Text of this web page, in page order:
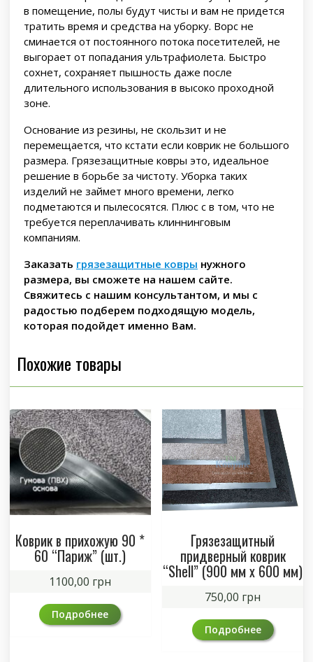
в помещение, полы будут чисты и вам не придется
тратить время и средства на уборку. Ворс не
сминается от постоянного потока посетителей, не
выгорает от попадания ультрафиолета. Быстро
сохнет, сохраняет пышность даже после
длительного использования в высоко проходной
зоне.
Основание из резины, не скользит и не
перемещается, что кстати если коврик не большого
размера. Грязезащитные ковры это, идеальное
решение в борьбе за чистоту. Уборка таких
изделий не займет много времени, легко
подметаются и пылесосятся. Плюс с в том, что не
требуется переплачивать клиннинговым
компаниям.
Заказать грязезащитные ковры нужного
размера, вы сможете на нашем сайте.
Свяжитесь с нашим консультантом, и мы с
радостью подберем подходящую модель,
которая подойдет именно Вам.
Похожие товары
Коврик в прихожую 90 *
60 “Париж” (шт.)
1100,00 грн
Подробнее
Грязезащитный
придверный коврик
“Shell” (900 мм х 600 мм)
750,00 грн
Подробнее